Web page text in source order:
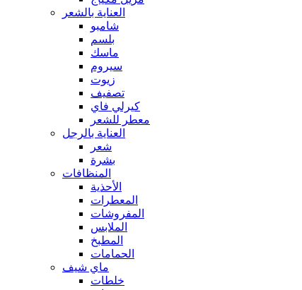
العناية بالشعر
شامبو
بلسم
ماسك
سيروم
زيوت
تصفيف
كيرلي فاي
معطر للشعر
العناية بالرجل
شعر
بشرة
المنظافات
الأحذية
المعطرات
المفروشات
الملابس
المطبخ
الحمامات
ماي شيف
خلطات